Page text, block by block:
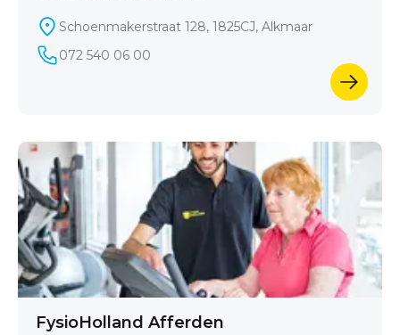
Schoenmakerstraat 128, 1825CJ, Alkmaar
072 540 06 00
FysioHolland Afferden